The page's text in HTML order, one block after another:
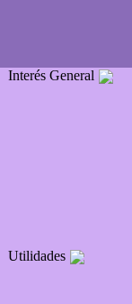
Interés General
Utilidades